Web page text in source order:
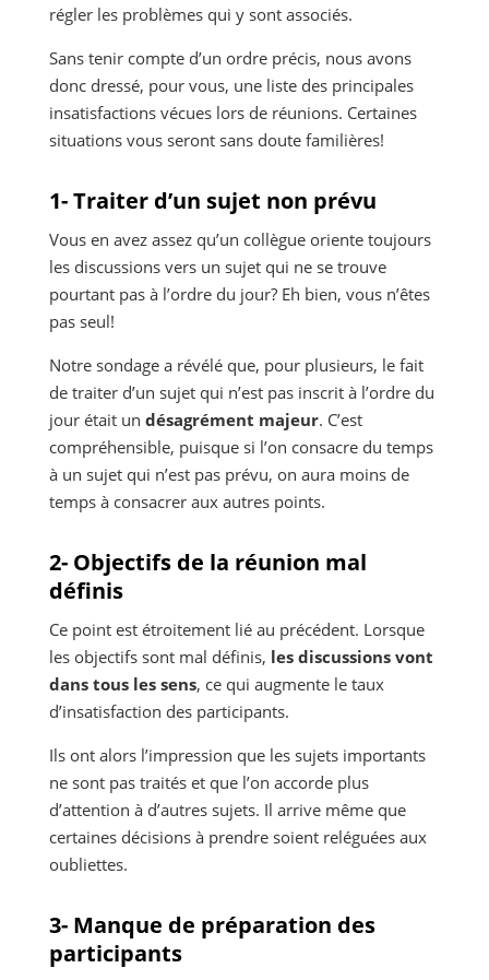
régler les problèmes qui y sont associés.
Sans tenir compte d’un ordre précis, nous avons
donc dressé, pour vous, une liste des principales
insatisfactions vécues lors de réunions. Certaines
situations vous seront sans doute familières!
1- Traiter d’un sujet non prévu
Vous en avez assez qu’un collègue oriente toujours
les discussions vers un sujet qui ne se trouve
pourtant pas à l’ordre du jour? Eh bien, vous n’êtes
pas seul!
Notre sondage a révélé que, pour plusieurs, le fait
de traiter d’un sujet qui n’est pas inscrit à l’ordre du
jour était un désagrément majeur. C’est
compréhensible, puisque si l’on consacre du temps
à un sujet qui n’est pas prévu, on aura moins de
temps à consacrer aux autres points.
2- Objectifs de la réunion mal
définis
Ce point est étroitement lié au précédent. Lorsque
les objectifs sont mal définis, les discussions vont
dans tous les sens, ce qui augmente le taux
d’insatisfaction des participants.
Ils ont alors l’impression que les sujets importants
ne sont pas traités et que l’on accorde plus
d’attention à d’autres sujets. Il arrive même que
certaines décisions à prendre soient reléguées aux
oubliettes.
3- Manque de préparation des
participants